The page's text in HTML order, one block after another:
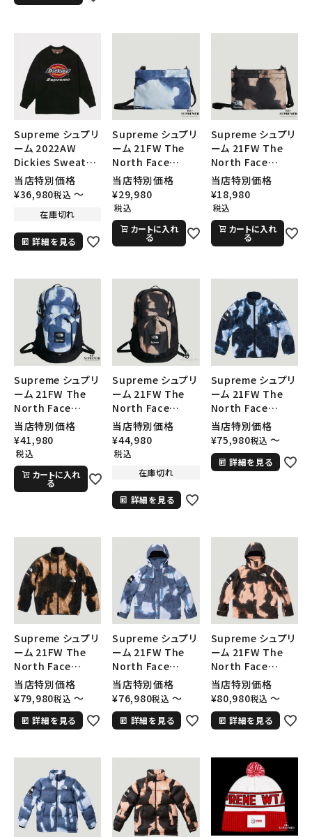
Supreme シュプリ
ーム 2022AW
Dickies Sweater
ディッキーズセータ
ー ブラック
当店特別価格
¥36,980税込 〜
在庫切れ
詳細を見る
Supreme シュプリ
ーム 21FW The
North Face
Bleached Denim
Print Shoulder
Bag ノースフェイス
ブリーチデニムショ
ルダーバッグ インデ
ィゴ
当店特別価格
¥29,980
税込
カートに入れ
る
Supreme シュプリ
ーム 21FW The
North Face
Bleached Denim
Print Shoulder
Bag ノースフェイス
ブリーチデニムショ
ルダーバッグ ブラッ
ク
当店特別価格
¥18,980
税込
カートに入れ
る
Supreme シュプリ
ーム 21FW The
North Face
Bleached Denim
Print Pocono
Backpack ノース
フェイスブリーチポ
コノバックパック イ
ンディゴ
当店特別価格
¥41,980
税込
カートに入れ
る
Supreme シュプリ
ーム 21FW The
North Face
Bleached Denim
Print Pocono
Backpack ノース
コノバックパック ブ
ラック
当店特別価格
¥44,980
税込
在庫切れ
詳細を見る
Supreme シュプリ
ーム 21FW The
North Face
Bleached Denim
Print Fleece
Jacket ノースフェ
イスブリーチデニム
当店特別価格
¥75,980税込 〜
詳細を見る
Supreme シュプリ
ーム 21FW The
North Face
Bleached Denim
Print Fleece
Jacket ノースフェ
イスブリーチデニム
当店特別価格
¥79,980税込 〜
詳細を見る
Supreme シュプリ
ーム 21FW The
North Face
Bleached Denim
Print Mountain
Jacket ノースフェ
イスブリーチマウン
当店特別価格
¥76,980税込 〜
詳細を見る
Supreme シュプリ
ーム 21FW The
North Face
Bleached Denim
Print Mountain
Jacket ノースフェ
イスブリーチマウン
当店特別価格
¥80,980税込 〜
詳細を見る